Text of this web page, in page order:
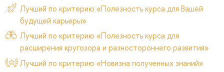
Лучший по критерию «Полезность курса для Вашей
будущей карьеры»
Лучший по критерию «Полезность курса для
расширения кругозора и разностороннего развития»
Лучший по критерию «Новизна полученных знаний»